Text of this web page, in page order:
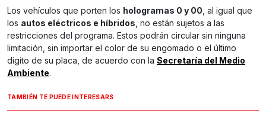
Los vehículos que porten los hologramas 0 y 00 , al igual que
los autos eléctricos e híbridos , no están sujetos a las
restricciones del programa. Estos podrán circular sin ninguna
limitación, sin importar el color de su engomado o el último
dígito de su placa, de acuerdo con la Secretaría del Medio
Ambiente.
TAMBIÉN TE PUEDE INTERESARS